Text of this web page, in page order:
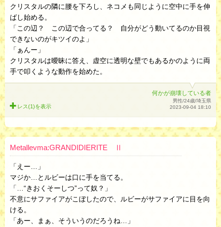
クリスタルの隣に腰を下ろし、ネコメも同じように空中に手を伸
ばし始める。
「この辺？ この辺で合ってる？ 自分がどう動いてるのか目視
できないのがキツイのよ」
「ぁんー」
クリスタルは曖昧に答え、虚空に透明な壁でもあるかのように両
手で叩くような動作を始めた。
何かが崩壊している者
男性/24歳/埼玉県
2023-09-04 18:10
レス(1)を表示
Metallevma:GRANDIDIERITE Ⅱ
「えー…」
マジか…とルビーは口に手を当てる。
「…“きおくそーしつ”って奴？」
不意にサファイアがこぼしたので、ルビーがサファイアに目を向
ける。
「あー、まぁ、そういうのだろうね…」